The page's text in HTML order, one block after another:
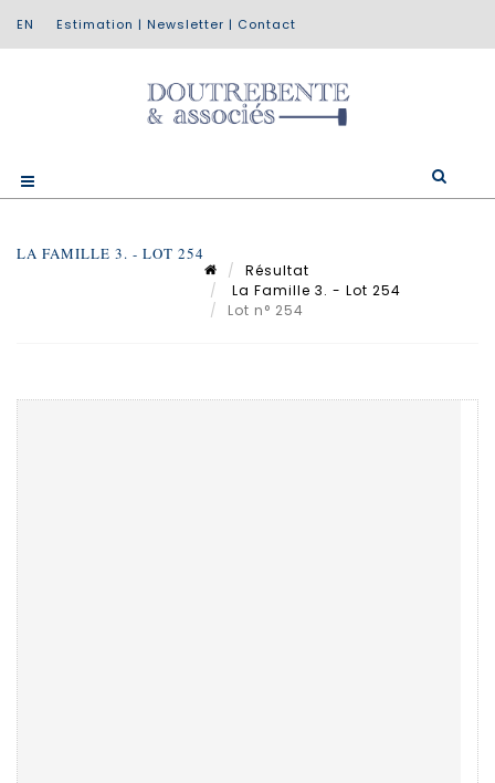
Estimation | Newsletter | Contact
LA FAMILLE 3. - LOT 254
Résultat
La Famille 3. - Lot 254
Lot n° 254